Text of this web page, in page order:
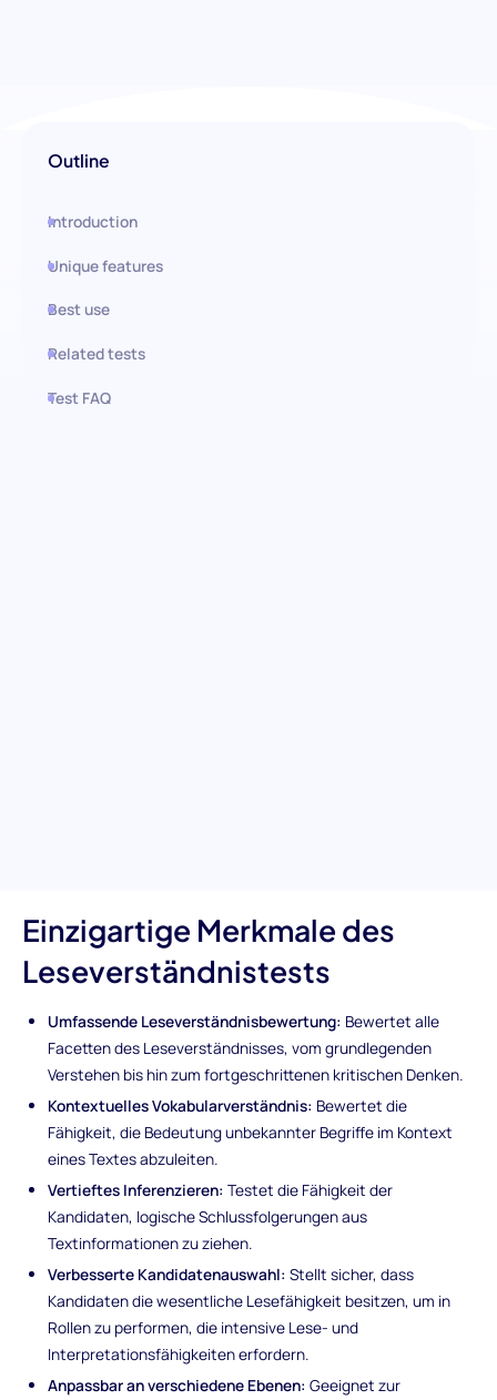
Outline
Introduction
Unique features
Best use
Related tests
Test FAQ
Einzigartige Merkmale des
Leseverständnistests
Umfassende Leseverständnisbewertung: Bewertet alle
Facetten des Leseverständnisses, vom grundlegenden
Verstehen bis hin zum fortgeschrittenen kritischen Denken.
Kontextuelles Vokabularverständnis: Bewertet die
Fähigkeit, die Bedeutung unbekannter Begriffe im Kontext
eines Textes abzuleiten.
Vertieftes Inferenzieren: Testet die Fähigkeit der
Kandidaten, logische Schlussfolgerungen aus
Textinformationen zu ziehen.
Verbesserte Kandidatenauswahl: Stellt sicher, dass
Kandidaten die wesentliche Lesefähigkeit besitzen, um in
Rollen zu performen, die intensive Lese- und
Interpretationsfähigkeiten erfordern.
Anpassbar an verschiedene Ebenen: Geeignet zur